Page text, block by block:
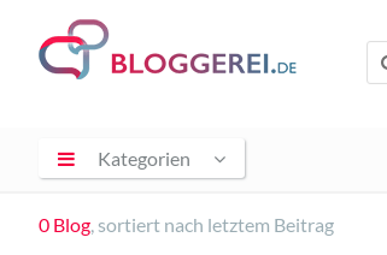
Kategorien
0 Blog, sortiert nach letztem Beitrag